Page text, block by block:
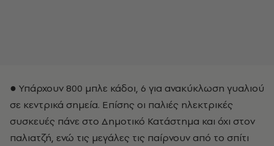
● Υπάρχουν 800 μπλε κάδοι, 6 για ανακύκλωση γυαλιού
σε κεντρικά σημεία. Επίσης οι παλιές ηλεκτρικές
συσκευές πάνε στο Δημοτικό Κατάστημα και όχι στον
παλιατζή, ενώ τις μεγάλες τις παίρνουν από το σπίτι